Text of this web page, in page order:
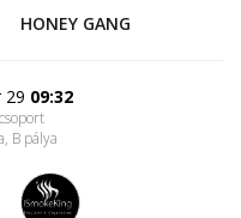
HONEY GANG
29 09:32
, B pálya